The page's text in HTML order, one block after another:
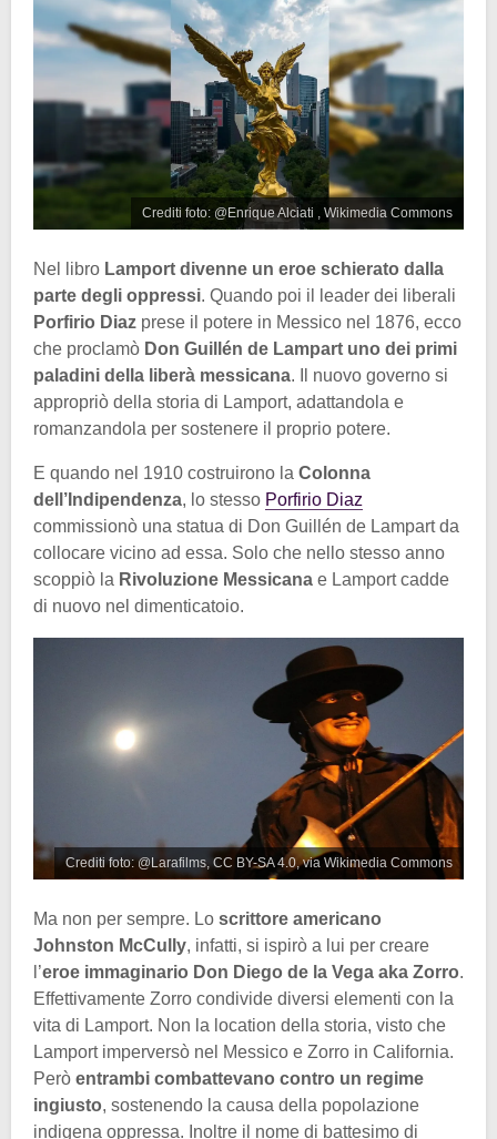
Crediti foto: @Enrique Alciati , Wikimedia Commons
Nel libro Lamport divenne un eroe schierato dalla
parte degli oppressi. Quando poi il leader dei liberali
Porfirio Diaz prese il potere in Messico nel 1876, ecco
che proclamò Don Guillén de Lampart uno dei primi
paladini della liberà messicana. Il nuovo governo si
appropriò della storia di Lamport, adattandola e
romanzandola per sostenere il proprio potere.
E quando nel 1910 costruirono la Colonna
dell’Indipendenza, lo stesso Porfirio Diaz
commissionò una statua di Don Guillén de Lampart da
collocare vicino ad essa. Solo che nello stesso anno
scoppiò la Rivoluzione Messicana e Lamport cadde
di nuovo nel dimenticatoio.
Crediti foto: @Larafilms, CC BY-SA 4.0, via Wikimedia Commons
Ma non per sempre. Lo scrittore americano
Johnston McCully, infatti, si ispirò a lui per creare
l’eroe immaginario Don Diego de la Vega aka Zorro.
Effettivamente Zorro condivide diversi elementi con la
vita di Lamport. Non la location della storia, visto che
Lamport imperversò nel Messico e Zorro in California.
Però entrambi combattevano contro un regime
ingiusto, sostenendo la causa della popolazione
indigena oppressa. Inoltre il nome di battesimo di